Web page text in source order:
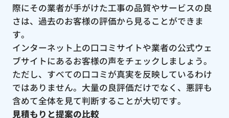
際にその業者が手がけた工事の品質やサービスの良
さは、過去のお客様の評価から見ることができま
す。
インターネット上の口コミサイトや業者の公式ウェ
ブサイトにあるお客様の声をチェックしましょう。
ただし、すべての口コミが真実を反映しているわけ
ではありません。大量の良評価だけでなく、悪評も
含めて全体を見て判断することが大切です。
見積もりと提案の比較